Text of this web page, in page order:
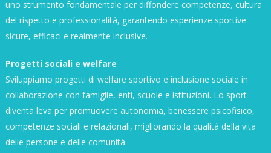
uno strumento fondamentale per diffondere competenze, cultura
del rispetto e professionalità, garantendo esperienze sportive
sicure, efficaci e realmente inclusive.
Progetti sociali e welfare
Sviluppiamo progetti di welfare sportivo e inclusione sociale in
collaborazione con famiglie, enti, scuole e istituzioni. Lo sport
diventa leva per promuovere autonomia, benessere psicofisico,
competenze sociali e relazionali, migliorando la qualità della vita
delle persone e delle comunità.